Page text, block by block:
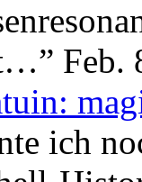
” Feb.
ich